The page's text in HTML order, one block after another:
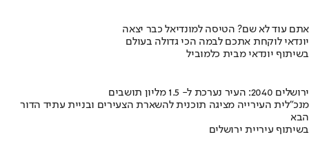
אתם עוד לא שם? הטיסה למונדיאל כבר יצאה
יונדאי לוקחת אתכם לבמה הכי גדולה בעולם
בשיתוף יונדאי מבית כלמוביל
ירושלים 2040: העיר נערכת ל- 1.5 מליון תושבים
מנכ"לית העירייה מציגה תוכנית להשארת הצעירים ובניית עתיד הדור
הבא
בשיתוף עיריית ירושלים